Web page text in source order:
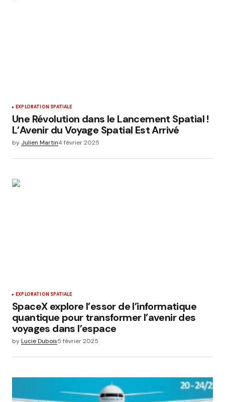
EXPLORATION SPATIALE
Une Révolution dans le Lancement Spatial !
L’Avenir du Voyage Spatial Est Arrivé
by Julien Martin4 février 2025
EXPLORATION SPATIALE
SpaceX explore l’essor de l’informatique
quantique pour transformer l’avenir des
voyages dans l’espace
byLucie Dubois5 février 2025